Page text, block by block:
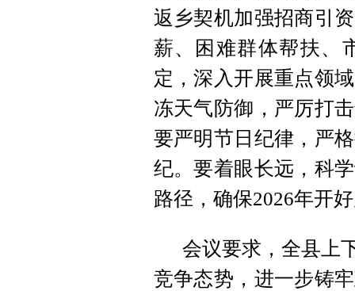
返乡契机加强招商引
薪、困难群体帮扶、
定，深入开展重点领
冻天气防御，严厉打
要严明节日纪律，严
纪。要着眼长远，科
路径，确保2026年开
会议要求，全县上
竞争态势，进一步铸